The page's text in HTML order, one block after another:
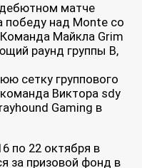
дебютном матче
победу над Monte со
Майкла Grim
раунд группы B,
сетку группового
Виктора sdy
Gaming в
по 22 октября в
за призовой фонд в